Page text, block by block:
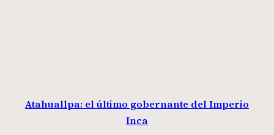
Atahuallpa: el último gobernante del Imperio
Inca